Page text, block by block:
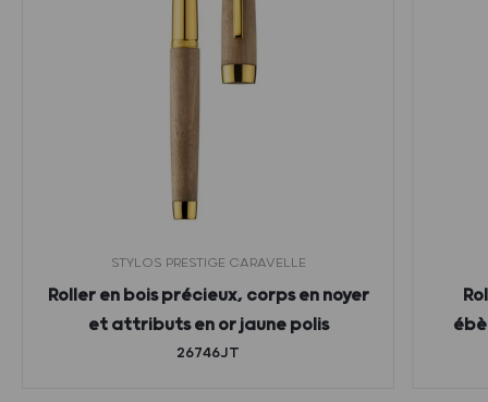
STYLOS PRESTIGE CARAVELLE
Roller en bois précieux, corps en noyer
et attributs en or jaune polis
26746JT